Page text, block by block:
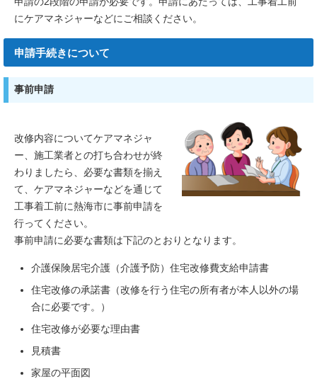
にケアマネジャーなどにご相談ください。
申請手続きについて
事前申請
改修内容についてケアマネジャ
ー、施工業者との打ち合わせが終
わりましたら、必要な書類を揃え
て、ケアマネジャーなどを通じて
工事着工前に熱海市に事前申請を
行ってください。
事前申請に必要な書類は下記のとおりとなります。
介護保険居宅介護（介護予防）住宅改修費支給申請書
住宅改修の承諾書（改修を行う住宅の所有者が本人以外の場
合に必要です。）
住宅改修が必要な理由書
見積書
家屋の平面図